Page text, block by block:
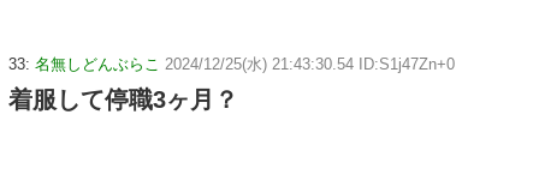
33: 名無しどんぶらこ 2024/12/25(水) 21:43:30.54 ID:S1j47Zn+0
着服して停職3ヶ月？